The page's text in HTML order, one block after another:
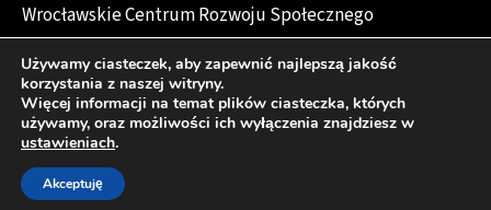
Wrocławskie Centrum Rozwoju Społecznego
pl. Dominikański 6, 50-159 Wrocław
Deklaracja dostępności
Używamy ciasteczek, aby zapewnić najlepszą jakość
korzystania z naszej witryny.
Więcej informacji na temat plików ciasteczka, których
używamy, oraz możliwości ich wyłączenia znajdziesz w
ustawieniach.
Akceptuję